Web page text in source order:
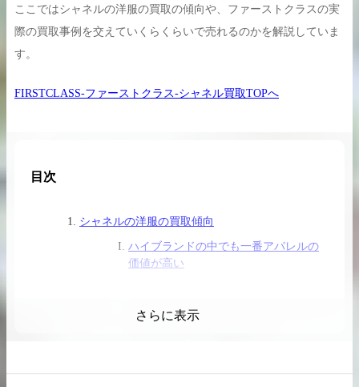
買取実績はこちらから
ここではシャネルの洋服の買取の傾向や、ファーストクラスの実
際の買取事例を交えていくらくらいで売れるのかを解説していま
す。
FIRSTCLASS-ファーストクラス-シャネル買取TOPへ
目次
シャネルの洋服の買取傾向
ハイブランドの中でも一番アパレルの
価値が高い
ココマークモチーフなどが入ったデザ
さらに表示